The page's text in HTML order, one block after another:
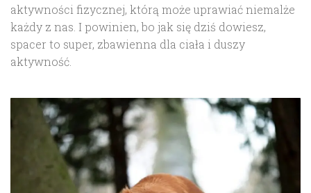
aktywności fizycznej, którą może uprawiać niemalże
każdy z nas. I powinien, bo jak się dziś dowiesz,
spacer to super, zbawienna dla ciała i duszy
aktywność.